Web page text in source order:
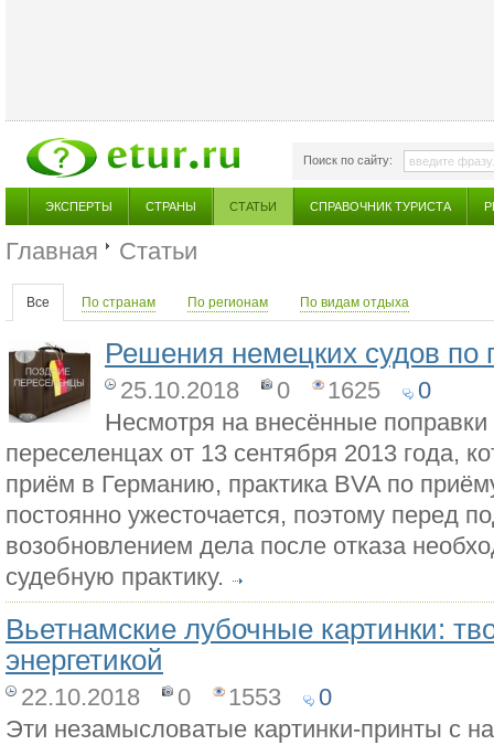
Поиск по сайту:
ЭКСПЕРТЫ СТРАНЫ СТАТЬИ СПРАВОЧНИК ТУРИСТА
Главная Статьи
Все По странам По регионам По видам отдыха
Решения немецких судов по
25.10.2018 0 1625
0
Несмотря на внесённые поправки
переселенцах от 13 сентября 2013 года,
приём в Германию, практика BVA по
постоянно ужесточается, поэтому перед
возобновлением дела после отказа
судебную практику.
Вьетнамские лубочные картинки:
энергетикой
22.10.2018 0 1553
0
Эти незамысловатые картинки-принты с